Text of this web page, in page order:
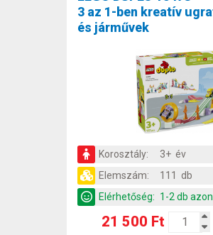
3 az 1-ben kreatív
és járművek
Korosztály:
3+ év
Elemszám:
111 db
Elérhetőség: 1-2 db
21 500 Ft